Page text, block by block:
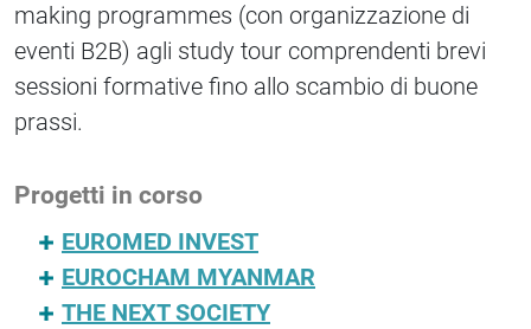
making programmes (con organizzazione di
eventi B2B) agli study tour comprendenti brevi
sessioni formative fino allo scambio di buone
prassi.
Progetti in corso
EUROMED INVEST
EUROCHAM MYANMAR
THE NEXT SOCIETY